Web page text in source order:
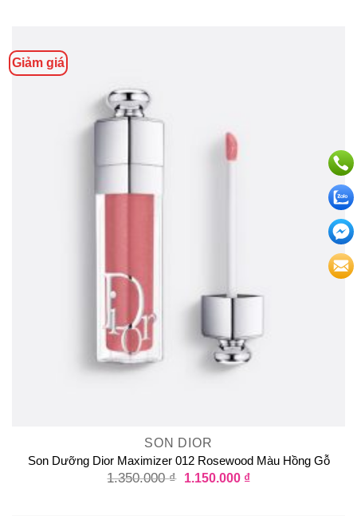
Giảm giá
SON DIOR
Son Dưỡng Dior Maximizer 012 Rosewood Màu Hồng Gỗ
1.350.000₫ 1.150.000 ₫